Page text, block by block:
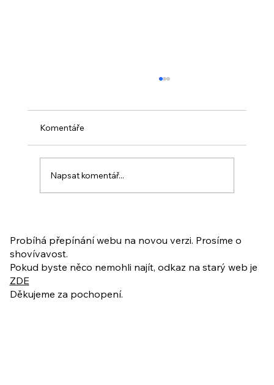
ukázkové lekce
Komentáře
Napsat komentář...
Probíhá přepínání webu na novou verzi. Prosíme o
shovívavost.
Pokud byste něco nemohli najít, odkaz na starý web je
ZDE
Děkujeme za pochopení.